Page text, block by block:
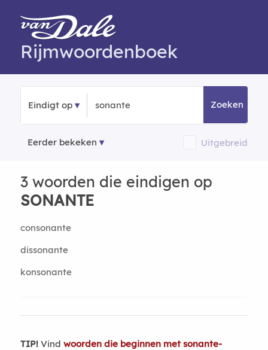
Rijmwoordenboek
Eindigt op Zoeken
Eerder bekeken Uitgebreid
3 woorden die eindigen op
SONANTE
consonante
dissonante
konsonante
TIP!Vind woorden die beginnen met sonante-